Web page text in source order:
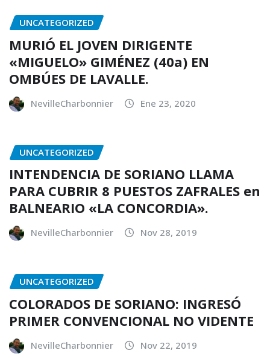
UNCATEGORIZED
MURIÓ EL JOVEN DIRIGENTE
«MIGUELO» GIMÉNEZ (40a) EN
OMBÚES DE LAVALLE.
NevilleCharbonnier Ene 23, 2020
UNCATEGORIZED
INTENDENCIA DE SORIANO LLAMA
PARA CUBRIR 8 PUESTOS ZAFRALES en
BALNEARIO «LA CONCORDIA».
NevilleCharbonnier Nov 28, 2019
UNCATEGORIZED
COLORADOS DE SORIANO: INGRESÓ
PRIMER CONVENCIONAL NO VIDENTE
NevilleCharbonnier Nov 22, 2019